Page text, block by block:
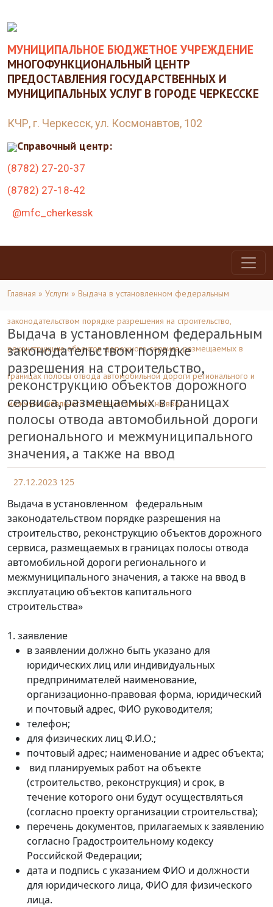
МУНИЦИПАЛЬНОЕ БЮДЖЕТНОЕ УЧРЕЖДЕНИЕ
МНОГОФУНКЦИОНАЛЬНЫЙ ЦЕНТР
ПРЕДОСТАВЛЕНИЯ ГОСУДАРСТВЕННЫХ И
МУНИЦИПАЛЬНЫХ УСЛУГ В ГОРОДЕ ЧЕРКЕССКЕ
КЧР, г. Черкесск, ул. Космонавтов, 102
Справочный центр:
(8782) 27-20-37
(8782) 27-18-42
@mfc_cherkessk
Главная » Услуги » Выдача в установленном федеральным
законодательством порядке разрешения на строительство,
реконструкцию объектов дорожного сервиса, размещаемых в
границах полосы отвода автомобильной дороги регионального и
межмуниципального значения, а также на ввод
Выдача в установленном федеральным
законодательством порядке
разрешения на строительство,
реконструкцию объектов дорожного
сервиса, размещаемых в границах
полосы отвода автомобильной дороги
регионального и межмуниципального
значения, а также на ввод
27.12.2023 125
Выдача в установленном федеральным
законодательством порядке разрешения на
строительство, реконструкцию объектов дорожного
сервиса, размещаемых в границах полосы отвода
автомобильной дороги регионального и
межмуниципального значения, а также на ввод в
эксплуатацию объектов капитального
строительства»
1. заявление
в заявлении должно быть указано для
юридических лиц или индивидуальных
предпринимателей наименование,
организационно-правовая форма, юридический
и почтовый адрес, ФИО руководителя;
телефон;
для физических лиц Ф.И.О.;
почтовый адрес; наименование и адрес объекта;
вид планируемых работ на объекте
(строительство, реконструкция) и срок, в
течение которого они будут осуществляться
(согласно проекту организации строительства);
перечень документов, прилагаемых к заявлению
согласно Градостроительному кодексу
Российской Федерации;
дата и подпись с указанием ФИО и должности
для юридического лица, ФИО для физического
лица.